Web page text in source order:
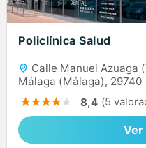
Policlínica Salud
Calle Manuel Azuaga
Málaga (Málaga), 29740
8,4 (5
Ver